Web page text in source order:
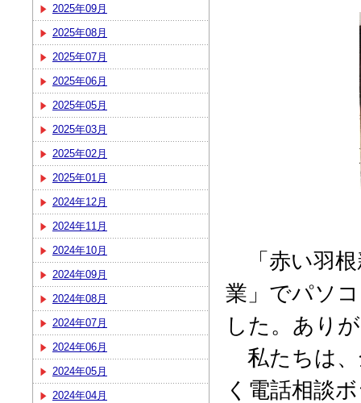
2025年09月
2025年08月
2025年07月
2025年06月
2025年05月
2025年03月
2025年02月
2025年01月
2024年12月
2024年11月
2024年10月
2024年09月
2024年08月
2024年07月
2024年06月
2024年05月
2024年04月
「赤い羽根
業」でパソ
した。あり
私たちは、
く電話相談